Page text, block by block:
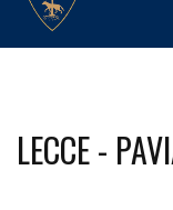
LECCE -